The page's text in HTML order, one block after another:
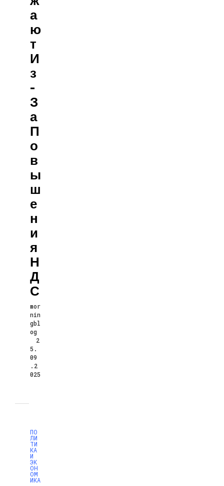
А
Ю
Т
И
З
-
З
А
П
О
В
Ы
Ш
Е
Н
И
Я
Н
Д
С
mor
nin
gbl
og
2
5.
09
.2
025
ПО
ЛИ
ТИ
КА
И
ЭК
ОН
ОМ
ИКА